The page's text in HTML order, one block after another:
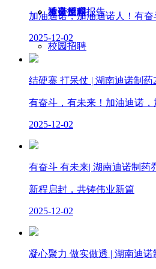
质量管理
迪诺原料
社会招聘
校园招聘
不良反应报告
加油迪诺，加油迪诺人！有奋
2025-12-02
结硬寨 打呆仗 | 湖南迪诺制
有奋斗，有未来！加油迪诺，
2025-12-02
有奋斗 有未来| 湖南迪诺制药
新程启封，共铸伟业新篇
2025-12-02
凝心聚力 做实做透 | 湖南迪